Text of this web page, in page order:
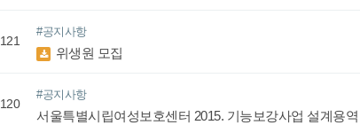
121
#공지사항
위생원 모집
120
#공지사항
서울특별시립여성보호센터 2015. 기능보강사업 설계용